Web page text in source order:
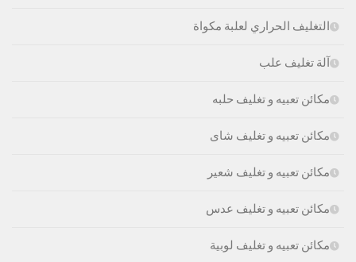
التغليف الحراري لعلبة مكواة
آلة تغليف علب
مكائن تعبيه و تغليف حلبه
مكائن تعبيه و تغليف شاى
مكائن تعبيه و تغليف شعير
مكائن تعبيه و تغليف عدس
مكائن تعبيه و تغليف لوبية